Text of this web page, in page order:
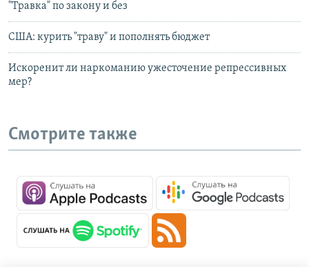
"Травка" по закону и без
США: курить "траву" и пополнять бюджет
Искоренит ли наркоманию ужесточение репрессивных
мер?
Смотрите также